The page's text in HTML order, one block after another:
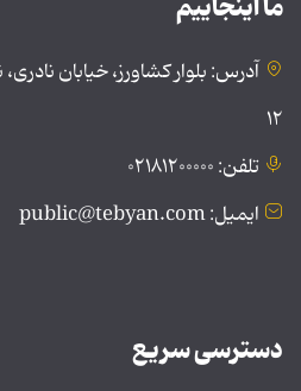
ما اینجاییم
آدرس: بلوار کشاورز، خیابان
۱۲
تلفن: ۰۲۱۸۱۲۰۰۰۰۰
ایمیل: public@tebyan.com
دسترسی سریع